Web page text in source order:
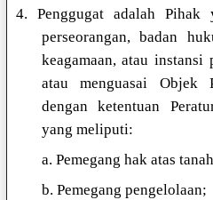
4. Penggugat adalah
perseorangan, badan
keagamaan, atau
atau menguasai Objek
dengan ketentuan
yang meliputi:
a. Pemegang hak atas
b. Pemegang pengelolaan;